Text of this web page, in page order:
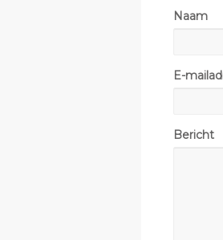
Naam
E-
Bericht